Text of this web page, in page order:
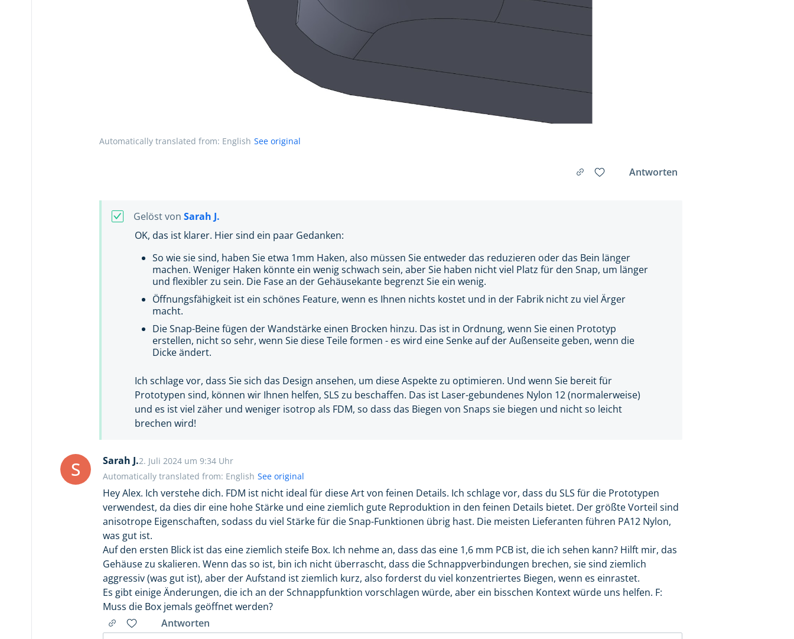
Automatically translated from: English See original
Antworten
Gelöst von Sarah J.
OK, das ist klarer. Hier sind ein paar Gedanken:
So wie sie sind, haben Sie etwa 1mm Haken, also müssen Sie entweder das reduzieren oder das Bein länger
machen. Weniger Haken könnte ein wenig schwach sein, aber Sie haben nicht viel Platz für den Snap, um länger
und flexibler zu sein. Die Fase an der Gehäusekante begrenzt Sie ein wenig.
Öffnungsfähigkeit ist ein schönes Feature, wenn es Ihnen nichts kostet und in der Fabrik nicht zu viel Ärger
macht.
Die Snap-Beine fügen der Wandstärke einen Brocken hinzu. Das ist in Ordnung, wenn Sie einen Prototyp
erstellen, nicht so sehr, wenn Sie diese Teile formen - es wird eine Senke auf der Außenseite geben, wenn die
Dicke ändert.
Ich schlage vor, dass Sie sich das Design ansehen, um diese Aspekte zu optimieren. Und wenn Sie bereit für
Prototypen sind, können wir Ihnen helfen, SLS zu beschaffen. Das ist Laser-gebundenes Nylon 12 (normalerweise)
und es ist viel zäher und weniger isotrop als FDM, so dass das Biegen von Snaps sie biegen und nicht so leicht
brechen wird!
S Sarah J.2. Juli 2024 um 9:34 Uhr
Hey Alex. Ich verstehe dich. FDM ist nicht ideal für diese Art von feinen Details. Ich schlage vor, dass du SLS für die Prototypen
verwendest, da dies dir eine hohe Stärke und eine ziemlich gute Reproduktion in den feinen Details bietet. Der größte Vorteil sind
anisotrope Eigenschaften, sodass du viel Stärke für die Snap-Funktionen übrig hast. Die meisten Lieferanten führen PA12 Nylon,
was gut ist.
Auf den ersten Blick ist das eine ziemlich steife Box. Ich nehme an, dass das eine 1,6 mm PCB ist, die ich sehen kann? Hilft mir, das
Gehäuse zu skalieren. Wenn das so ist, bin ich nicht überrascht, dass die Schnappverbindungen brechen, sie sind ziemlich
aggressiv (was gut ist), aber der Aufstand ist ziemlich kurz, also forderst du viel konzentriertes Biegen, wenn es einrastet.
Es gibt einige Änderungen, die ich an der Schnappfunktion vorschlagen würde, aber ein bisschen Kontext würde uns helfen. F:
Muss die Box jemals geöffnet werden?
Automatically translated from: English See original
Antworten